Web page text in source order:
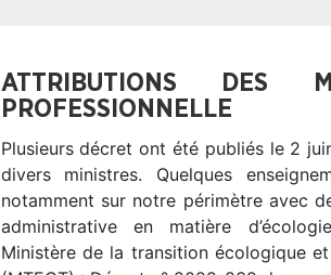
ATTRIBUTIONS DES
PROFESSIONNELLE
Plusieurs décret ont été publiés le 2
divers ministres. Quelques
notamment sur notre périmètre avec
administrative en matière
Ministère de la transition écologique